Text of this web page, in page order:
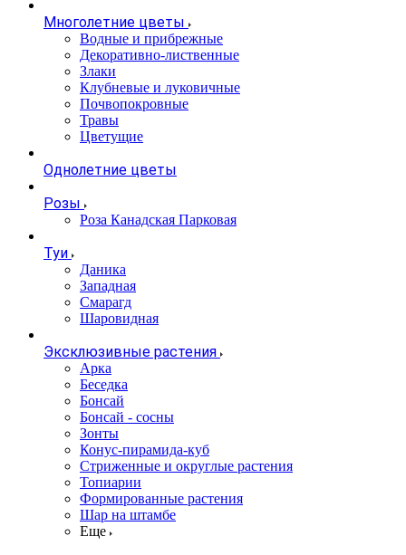
Многолетние цветы
Водные и прибрежные
Декоративно-лиственные
Злаки
Клубневые и луковичные
Почвопокровные
Травы
Цветущие
Однолетние цветы
Розы
Роза Канадская Парковая
Туи
Даника
Западная
Смарагд
Шаровидная
Эксклюзивные растения
Арка
Беседка
Бонсай
Бонсай - сосны
Зонты
Конус-пирамида-куб
Стриженные и округлые растения
Топиарии
Формированные растения
Шар на штамбе
Еще